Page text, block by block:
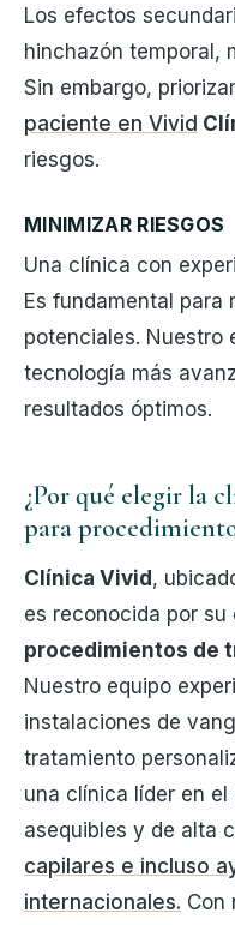
Los efectos
hinchazón temporal,
Sin embargo,
paciente en Vivid
riesgos.
MINIMIZAR RIESGOS
Una clínica con
Es fundamental para
potenciales. Nuestro
tecnología más
resultados óptimos.
¿Por qué elegir la
para
Clínica Vivid ,
es reconocida por su
procedimientos de
Nuestro equipo
instalaciones de
tratamiento
una clínica líder en
asequibles y de alta
capilares e incluso
internacionales. Con